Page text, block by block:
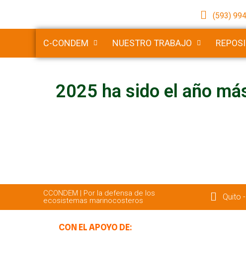
(593)
C-CONDEM NUESTRO TRABAJO
2025 ha sido el año
CCONDEM | Por la defensa de los
ecosistemas marinocosteros
Quito
CON EL APOYO DE: